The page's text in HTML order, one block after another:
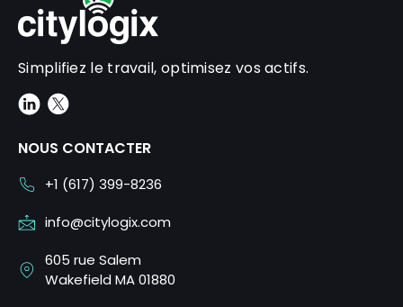
Simplifiez le travail, optimisez vos actifs.
NOUS CONTACTER
+1 (617) 399-8236
info@citylogix.com
605 rue Salem
Wakefield MA 01880